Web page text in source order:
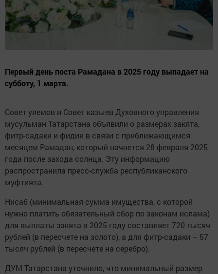
Первый день поста Рамадана в 2025 году выпадает на
субботу, 1 марта.
Совет улемов и Совет казыев Духовного управления
мусульман Татарстана объявили о размерах закята,
фитр-садаки и фидии в связи с приближающимся
месяцем Рамадан, который начнется 28 февраля 2025
года после захода солнца. Эту информацию
распространила пресс-служба республиканского
муфтията.
Нисаб (минимальная сумма имущества, с которой
нужно платить обязательный сбор по законам ислама)
для выплаты закята в 2025 году составляет 720 тысяч
рублей (в пересчете на золото), а для фитр-садаки – 57
тысяч рублей (в пересчете на серебро).
ДУМ Татарстана уточнило, что минимальный размер